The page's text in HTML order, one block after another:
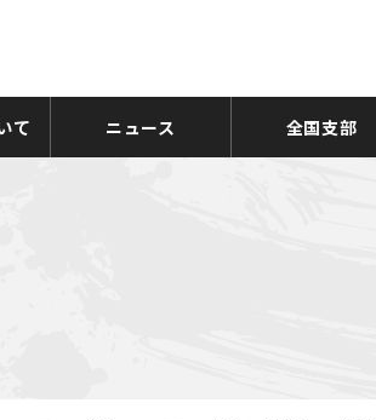
て ニュース 全国支部